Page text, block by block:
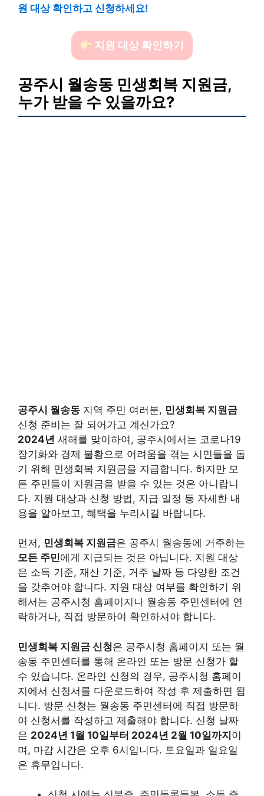
원 대상 확인하고 신청하세요!
지원 대상 확인하기
공주시 월송동 민생회복 지원금,
누가 받을 수 있을까요?
공주시 월송동 지역 주민 여러분, 민생회복 지원금
신청 준비는 잘 되어가고 계신가요?
2024년 새해를 맞이하여, 공주시에서는 코로나19
장기화와 경제 불황으로 어려움을 겪는 시민들을 돕
기 위해 민생회복 지원금을 지급합니다. 하지만 모
든 주민들이 지원금을 받을 수 있는 것은 아니랍니
다. 지원 대상과 신청 방법, 지급 일정 등 자세한 내
용을 알아보고, 혜택을 누리시길 바랍니다.
먼저, 민생회복 지원금은 공주시 월송동에 거주하는
모든 주민에게 지급되는 것은 아닙니다. 지원 대상
은 소득 기준, 재산 기준, 거주 날짜 등 다양한 조건
을 갖추어야 합니다. 지원 대상 여부를 확인하기 위
해서는 공주시청 홈페이지나 월송동 주민센터에 연
락하거나, 직접 방문하여 확인하셔야 합니다.
민생회복 지원금 신청은 공주시청 홈페이지 또는 월
송동 주민센터를 통해 온라인 또는 방문 신청가 할
수 있습니다. 온라인 신청의 경우, 공주시청 홈페이
지에서 신청서를 다운로드하여 작성 후 제출하면 됩
니다. 방문 신청는 월송동 주민센터에 직접 방문하
여 신청서를 작성하고 제출해야 합니다. 신청 날짜
은 2024년 1월 10일부터 2024년 2월 10일까지이
며, 마감 시간은 오후 6시입니다. 토요일과 일요일
은 휴무입니다.